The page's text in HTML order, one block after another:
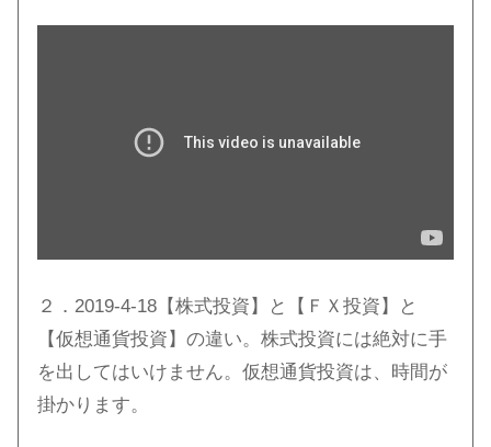
２．2019-4-18【株式投資】と【ＦＸ投資】と
【仮想通貨投資】の違い。株式投資には絶対に手
を出してはいけません。仮想通貨投資は、時間が
掛かります。